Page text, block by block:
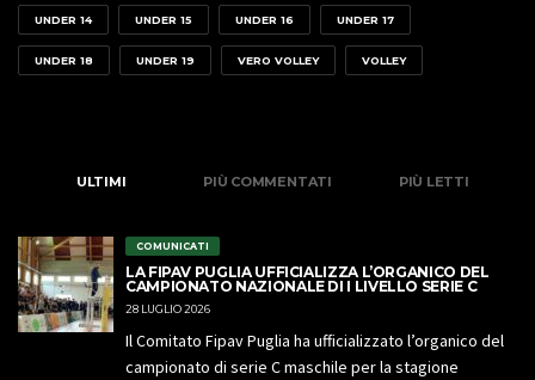
UNDER 14 UNDER 15 UNDER 16 UNDER 17
UNDER 18 UNDER 19 VERO VOLLEY VOLLEY
ULTIMI PIÙ COMMENTATI PIÙ LETTI
COMUNICATI
LA FIPAV PUGLIA UFFICIALIZZA L’ORGANICO DEL
CAMPIONATO NAZIONALE DI I LIVELLO SERIE C
28 LUGLIO 2026
Il Comitato Fipav Puglia ha ufficializzato l’organico del
campionato di serie C maschile per la stagione